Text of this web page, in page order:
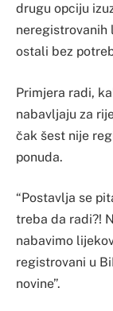
drugu opciju
neregistrovanih
ostali bez
Primjera radi,
nabavljaju za
čak šest nije
ponuda.
“Postavlja se
treba da radi?!
nabavimo
registrovani u
novine”.